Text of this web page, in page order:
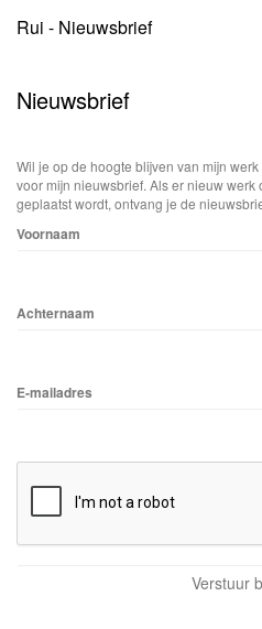
Rui - Nieuwsbrief
Nieuwsbrief
Wil je op de hoogte blijven van mijn
voor mijn nieuwsbrief. Als er nieuw
geplaatst wordt, ontvang je de
Voornaam
Achternaam
E-mailadres